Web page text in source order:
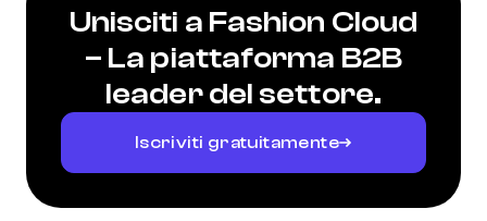
Unisciti a Fashion Cloud
– La piattaforma B2B
leader del settore.
Iscriviti gratuitamente